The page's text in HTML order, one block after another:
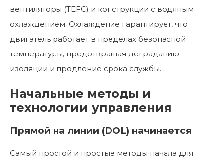
вентиляторы (TEFC) и конструкции с водяным
охлаждением. Охлаждение гарантирует, что
двигатель работает в пределах безопасной
температуры, предотвращая деградацию
изоляции и продление срока службы.
Начальные методы и
технологии управления
Прямой на линии (DOL) начинается
Самый простой и простые методы начала для